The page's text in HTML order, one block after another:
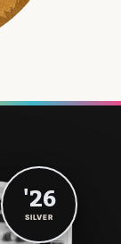
'26
SILVER